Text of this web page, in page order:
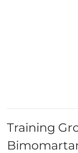
Training